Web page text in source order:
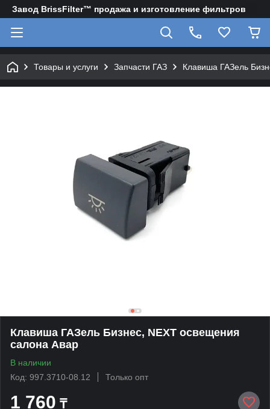
Завод BrissFilter™ продажа и изготовление фильтров
Товары и услуги Запчасти ГАЗ Клавиша ГАЗель
Клавиша ГАЗель Бизнес, NEXT освещения
салона Авар
В наличии
Код: 997.3710-08.12
Только опт
1 760 ₸